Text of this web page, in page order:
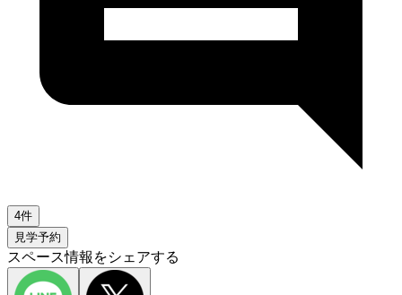
4件
見学予約
スペース情報をシェアする